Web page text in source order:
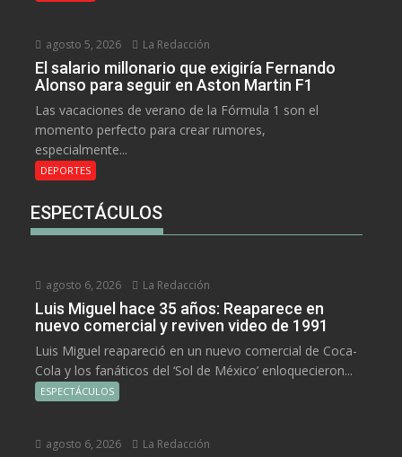
agosto 5, 2026 La Redacción
El salario millonario que exigiría Fernando
Alonso para seguir en Aston Martin F1
Las vacaciones de verano de la Fórmula 1 son el
momento perfecto para crear rumores,
especialmente...
DEPORTES
ESPECTÁCULOS
agosto 6, 2026 La Redacción
Luis Miguel hace 35 años: Reaparece en
nuevo comercial y reviven video de 1991
Luis Miguel reapareció en un nuevo comercial de Coca-
Cola y los fanáticos del ‘Sol de México’ enloquecieron...
ESPECTÁCULOS
agosto 6, 2026 La Redacción